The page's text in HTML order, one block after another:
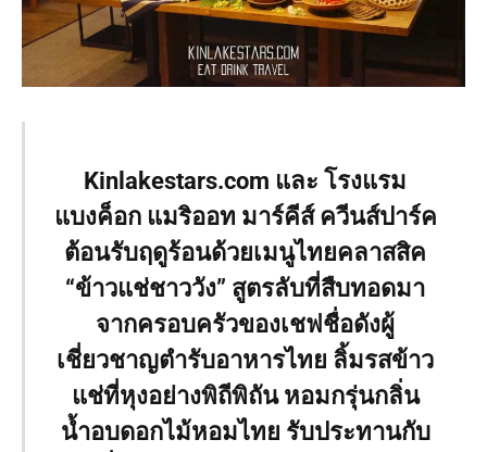
Kinlakestars.com และ โรงแรม
แบงค็อก แมริออท มาร์คีส์ ควีนส์ปาร์ค
ต้อนรับฤดูร้อนด้วยเมนูไทยคลาสสิค
“ข้าวแช่ชาววัง” สูตรลับที่สืบทอดมา
จากครอบครัวของเชฟชื่อดังผู้
เชี่ยวชาญตำรับอาหารไทย ลิ้มรสข้าว
แช่ที่หุงอย่างพิถีพิถัน หอมกรุ่นกลิ่น
น้ำอบดอกไม้หอมไทย รับประทานกับ